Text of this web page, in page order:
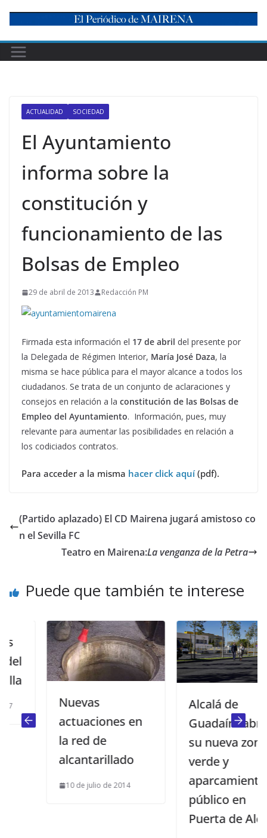
content
ACTUALIDAD SOCIEDAD
El Ayuntamiento
informa sobre la
constitución y
funcionamiento de las
Bolsas de Empleo
29 de abril de 2013 Redacción PM
Firmada esta información el 17 de abril del presente por
la Delegada de Régimen Interior, María José Daza, la
misma se hace pública para el mayor alcance a todos los
ciudadanos. Se trata de un conjunto de aclaraciones y
consejos en relación a la constitución de las Bolsas de
Empleo del Ayuntamiento. Información, pues, muy
relevante para aumentar las posibilidades en relación a
los codiciados contratos.
Para acceder a la misma hacer click aquí(pdf).
(Partido aplazado) El CD Mairena jugará amistoso co
n el Sevilla FC
Teatro en Mairena:La venganza de la Petra
Puede que también te interese
Nuevas
actuaciones en
la red de
alcantarillado
10 de julio de 2014
Alcalá de
Guadaíra abre
su nueva zona
verde y
aparcamiento
público en
Puerta de Alcalá